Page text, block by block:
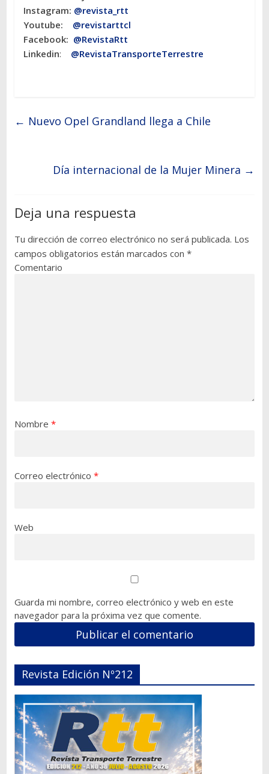
Instagram: @revista_rtt
Youtube: @revistarttcl
Facebook: @RevistaRtt
Linkedin: @RevistaTransporteTerrestre
← Nuevo Opel Grandland llega a Chile
Día internacional de la Mujer Minera →
Deja una respuesta
Tu dirección de correo electrónico no será publicada. Los
campos obligatorios están marcados con *
Comentario
Nombre *
Correo electrónico *
Web
Guarda mi nombre, correo electrónico y web en este
navegador para la próxima vez que comente.
Revista Edición Nº212